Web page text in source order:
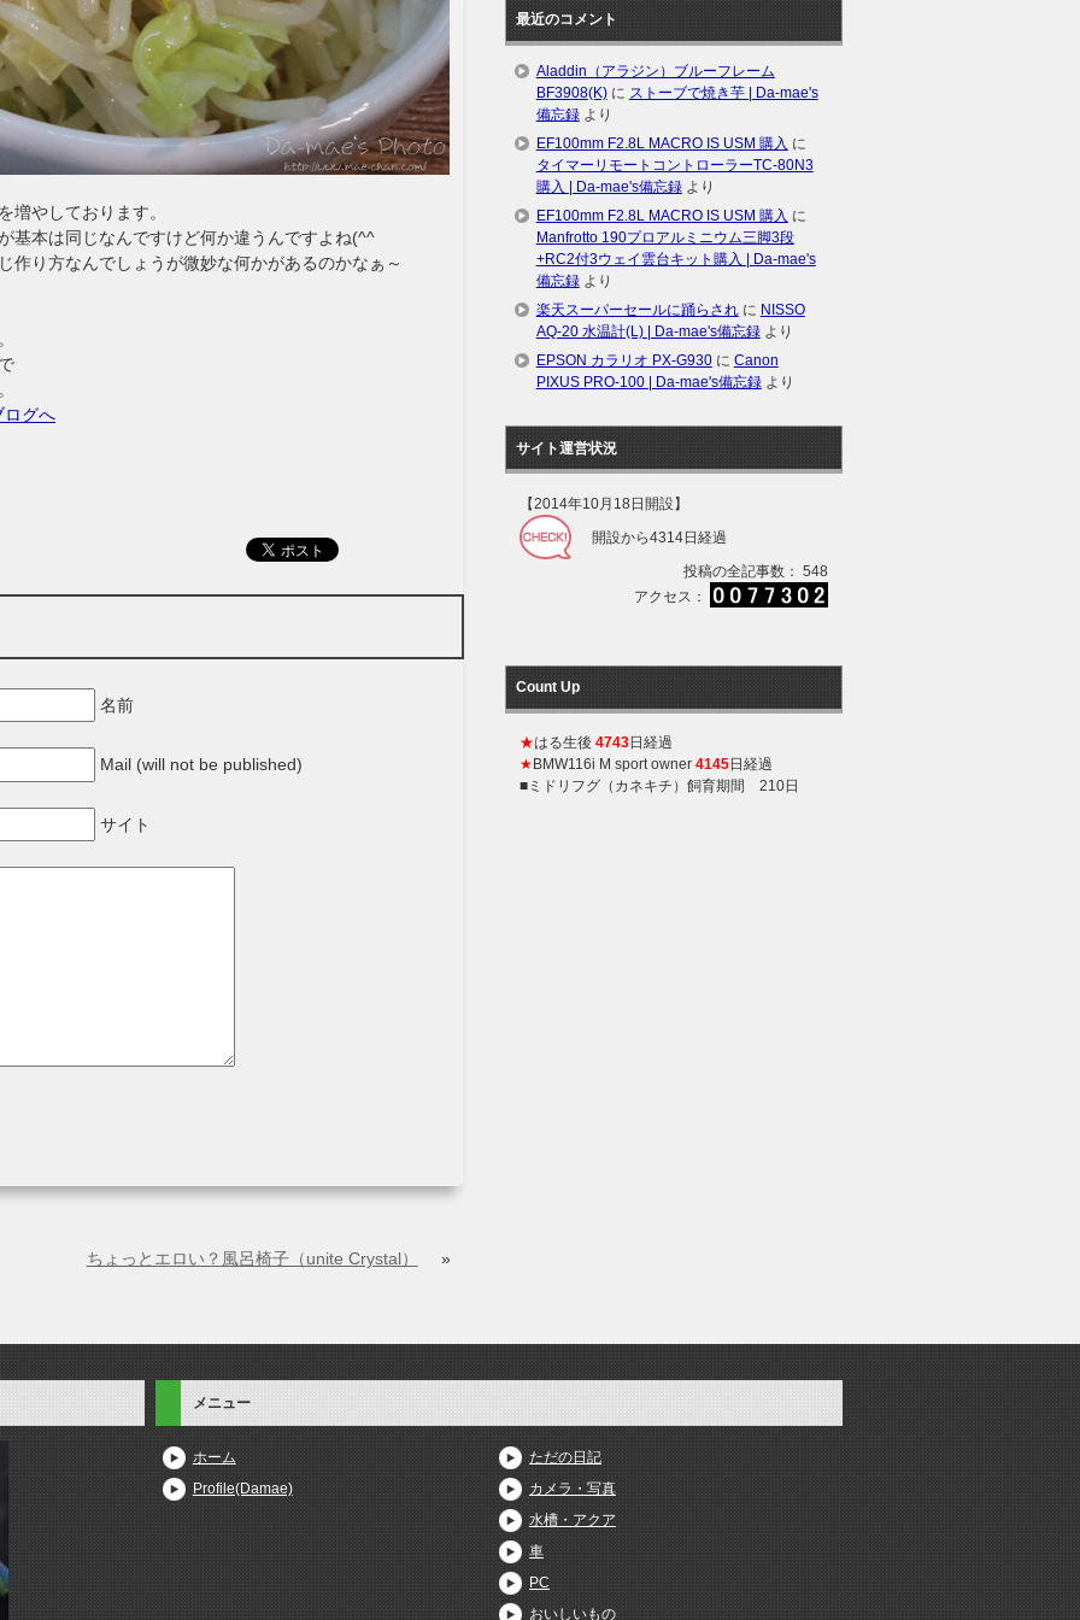
増やしております。
基本は同じなんですけど何か違うんですよね(^^ゞ
作り方なんでしょうが微妙な何かがあるのかなぁ～
名前
Mail (will not be published)
サイト
ちょっとエロい？風呂椅子（unite Crystal） »
最近のコメント
Aladdin（アラジン）ブルーフレーム
BF3908(K)に ストーブで焼き芋 | Da-mae's
備忘録より
EF100mm F2.8L MACRO IS USM 購入 に
タイマーリモートコントローラーTC-80N3
購入 | Da-mae's備忘録より
EF100mm F2.8L MACRO IS USM 購入 に
Manfrotto 190プロアルミニウム三脚3段
+RC2付3ウェイ雲台キット購入 | Da-mae's
備忘録より
楽天スーパーセールに踊らされに NISSO
AQ-20 水温計(L) | Da-mae's備忘録より
EPSON カラリオ PX-G930に Canon
PIXUS PRO-100 | Da-mae's備忘録より
サイト運営状況
【2014年10月18日開設】
開設から4314日経過
投稿の全記事数： 548
アクセス：
Count Up
★はる生後 4743日経過
★ BMW116i M sport owner 4145日経過
■ミドリフグ（カネキチ）飼育期間 210日
メニュー
ホーム
Profile(Damae)
ただの日記
カメラ・写真
水槽・アクア
車
PC
おいしいもの